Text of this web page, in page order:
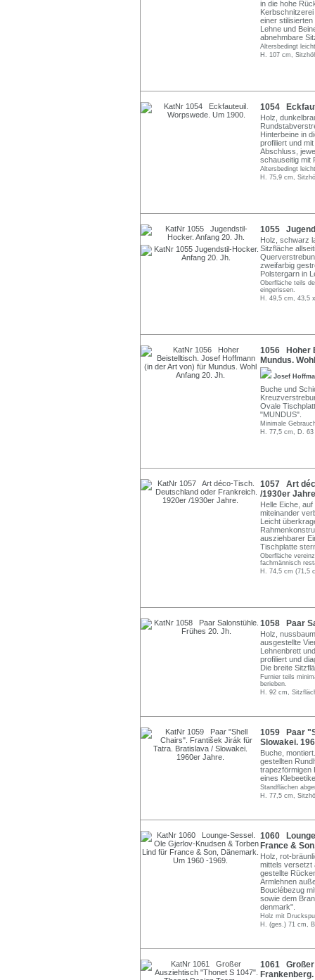
in die hohe
einer
Lehne und
abnehmbare
Altersbedingt
H. 107 cm,
1054
Holz,
Hinterbeine in
profiliert und
Abschluss,
schauseitig mit
Altersbedingt
H. 75,9 cm,
1055
Holz, schwarz
Sitzfläche
zweifarbig
Polstergarn in
Oberfläche teils
eingerissen.
H. 49,5 cm, 43,5
1056 Hoher
Mundus.
Josef
Buche und
Ovale
"MUNDUS".
Minimale
H. 77,5 cm, D.
1057 Art
/1930er
Helle Eiche,
miteinander
Leicht
ausziehbarer
Tischplatte
Oberfläche
fachmännisch
H. 74,5 cm (71,5
1058 Paar
Holz,
ausgestellte
Lehnenbrett
profiliert und
Die breite
Furnier teils
berieben.
H. 92 cm,
1059 Paar
Slowakei.
Buche,
gestellten
trapezförmigen
eines
Standflächen
H. 77,5 cm,
1060
France &
Holz, rot-
mittels versetzt
gestellte
Armlehnen
Bouclébezug
sowie dem
denmark".
Holz mit
H. (ges.) 71 cm,
1061 Großer